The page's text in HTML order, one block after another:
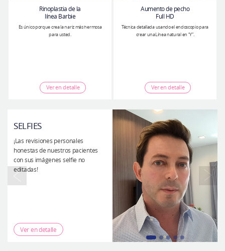
Rinoplastia de la
línea Barbie
Es único porque crea la nariz más hermosa
para usted.
Ver en detalle
Aumento de pecho
Full HD
Técnica detallada usando el endoscopio para
crear unaLínea natural en “Y”.
Ver en detalle
SELFIES
¡Las revisiones personales
honestas de nuestros pacientes
con sus imágenes selfie no
editadas!
Ver en detalle